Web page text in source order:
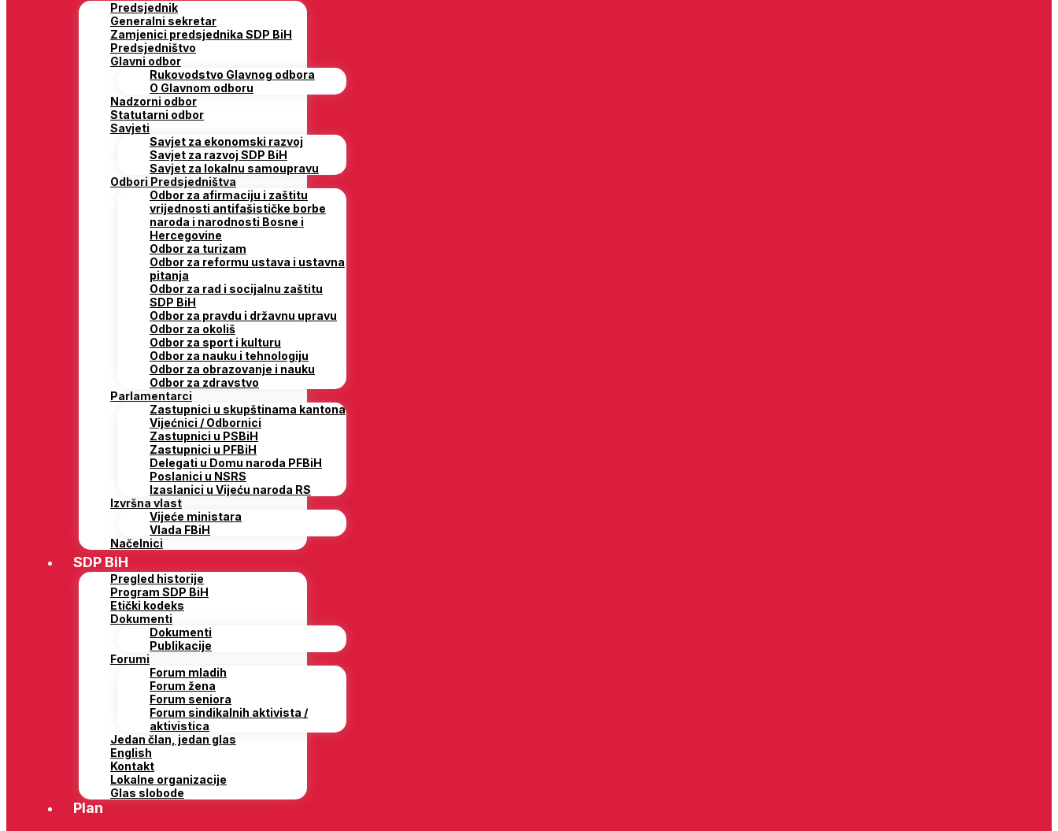
Predsjednik
Generalni sekretar
Zamjenici predsjednika SDP BiH
Predsjedništvo
Glavni odbor
Rukovodstvo Glavnog odbora
O Glavnom odboru
Nadzorni odbor
Statutarni odbor
Savjeti
Savjet za ekonomski razvoj
Savjet za razvoj SDP BiH
Savjet za lokalnu samoupravu
Odbori Predsjedništva
Odbor za afirmaciju i zaštitu
vrijednosti antifašističke borbe
naroda i narodnosti Bosne i
Hercegovine
Odbor za turizam
Odbor za reformu ustava i ustavna
pitanja
Odbor za rad i socijalnu zaštitu
SDP BiH
Odbor za pravdu i državnu upravu
Odbor za okoliš
Odbor za sport i kulturu
Odbor za nauku i tehnologiju
Odbor za obrazovanje i nauku
Odbor za zdravstvo
Parlamentarci
Zastupnici u skupštinama kantona
Vijećnici / Odbornici
Zastupnici u PSBiH
Zastupnici u PFBiH
Delegati u Domu naroda PFBiH
Poslanici u NSRS
Izaslanici u Vijeću naroda RS
Izvršna vlast
Vijeće ministara
Vlada FBiH
Načelnici
SDP BiH
Pregled historije
Program SDP BiH
Etički kodeks
Dokumenti
Dokumenti
Publikacije
Forumi
Forum mladih
Forum žena
Forum seniora
Forum sindikalnih aktivista /
aktivistica
Jedan član, jedan glas
English
Kontakt
Lokalne organizacije
Glas slobode
Plan